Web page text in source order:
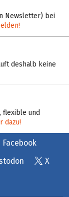
Newsletter) bei
deshalb keine
flexible und
dazu!
Facebook
X